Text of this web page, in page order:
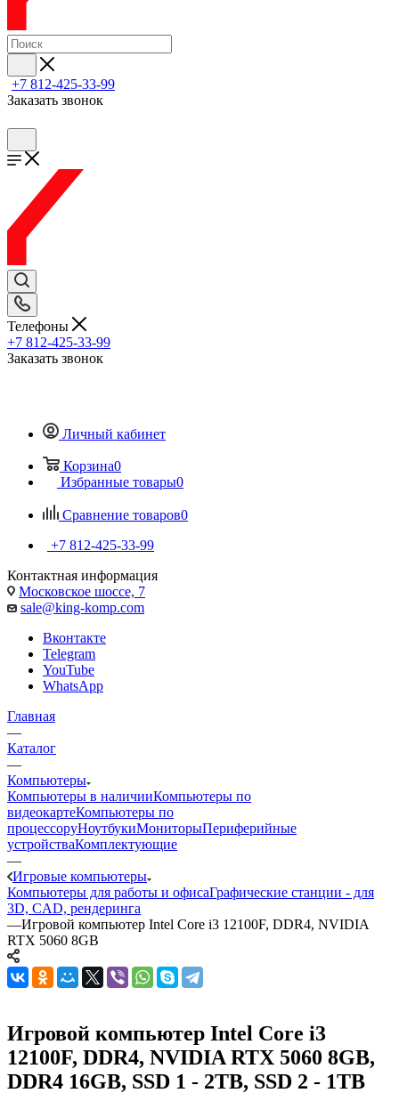
+7 812-425-33-99
Заказать звонок
Телефоны
+7 812-425-33-99
Заказать звонок
Личный кабинет
Корзина0
Избранные товары0
Сравнение товаров0
+7 812-425-33-99
Контактная информация
Московское шоссе, 7
sale@king-komp.com
Вконтакте
Telegram
YouTube
WhatsApp
Главная
—
Каталог
—
Компьютеры
Компьютеры в наличииКомпьютеры по
видеокартеКомпьютеры по
процессоруНоутбукиМониторыПериферийные
устройстваКомплектующие
—
Игровые компьютеры
Компьютеры для работы и офисаГрафические станции - для
3D, CAD, рендеринга
—Игровой компьютер Intel Core i3 12100F, DDR4, NVIDIA
RTX 5060 8GB
Игровой компьютер Intel Core i3
12100F, DDR4, NVIDIA RTX 5060 8GB,
DDR4 16GB, SSD 1 - 2TB, SSD 2 - 1TB